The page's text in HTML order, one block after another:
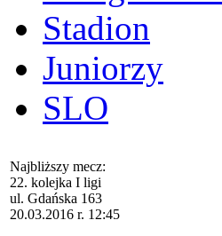
Stadion
Juniorzy
SLO
Najbliższy mecz:
22. kolejka I ligi
ul. Gdańska 163
20.03.2016 r. 12:45